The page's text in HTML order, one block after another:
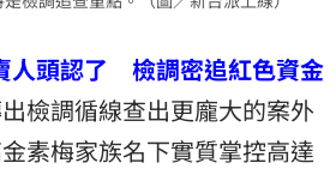
人頭認了 檢調密追紅色資金
檢調循線查出更龐大的案外
素梅家族名下實質掌控高達